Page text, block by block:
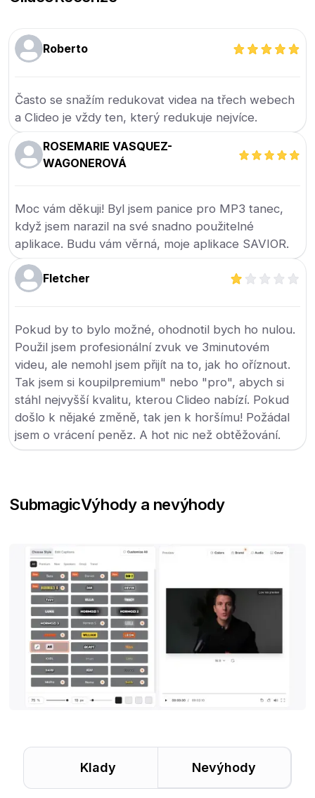
Roberto
Často se snažím redukovat videa na třech webech
a Clideo je vždy ten, který redukuje nejvíce.
ROSEMARIE VASQUEZ-
WAGONEROVÁ
Moc vám děkuji! Byl jsem panice pro MP3 tanec,
když jsem narazil na své snadno použitelné
aplikace. Budu vám věrná, moje aplikace SAVIOR.
Fletcher
Pokud by to bylo možné, ohodnotil bych ho nulou.
Použil jsem profesionální zvuk ve 3minutovém
videu, ale nemohl jsem přijít na to, jak ho oříznout.
Tak jsem si koupilpremium" nebo "pro", abych si
stáhl nejvyšší kvalitu, kterou Clideo nabízí. Pokud
došlo k nějaké změně, tak jen k horšímu! Požádal
jsem o vrácení peněz. A hot nic než obtěžování.
SubmagicVýhody a nevýhody
Klady Nevýhody